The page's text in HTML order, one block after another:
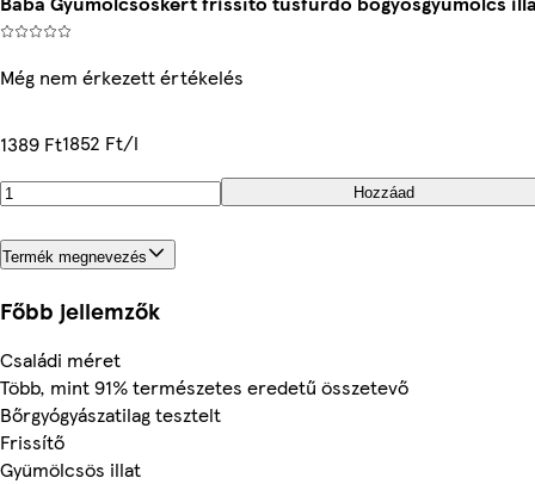
Még nem érkezett értékelés
1389 Ft1852 Ft/l
Hozzáad
Termék megnevezés
Főbb jellemzők
Családi méret
Több, mint 91% természetes eredetű összetevő
Bőrgyógyászatilag tesztelt
Frissítő
Gyümölcsös illat